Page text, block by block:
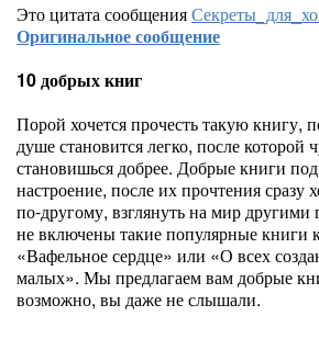
Это цитата сообщения
Оригинальное сообщение
10 добрых книг
Порой хочется прочесть такую книгу,
душе становится легко, после которой
становишься добрее. Добрые книги
настроение, после их прочтения сразу
по-другому, взглянуть на мир другими
не включены такие популярные книги
«Вафельное сердце» или «О всех
малых». Мы предлагаем вам добрые
возможно, вы даже не слышали.